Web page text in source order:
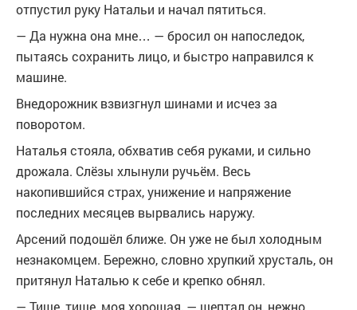
отпустил руку Натальи и начал пятиться.
— Да нужна она мне… — бросил он напоследок,
пытаясь сохранить лицо, и быстро направился к
машине.
Внедорожник взвизгнул шинами и исчез за
поворотом.
Наталья стояла, обхватив себя руками, и сильно
дрожала. Слёзы хлынули ручьём. Весь
накопившийся страх, унижение и напряжение
последних месяцев вырвались наружу.
Арсений подошёл ближе. Он уже не был холодным
незнакомцем. Бережно, словно хрупкий хрусталь, он
притянул Наталью к себе и крепко обнял.
— Тише, тише, моя хорошая, — шептал он, нежно